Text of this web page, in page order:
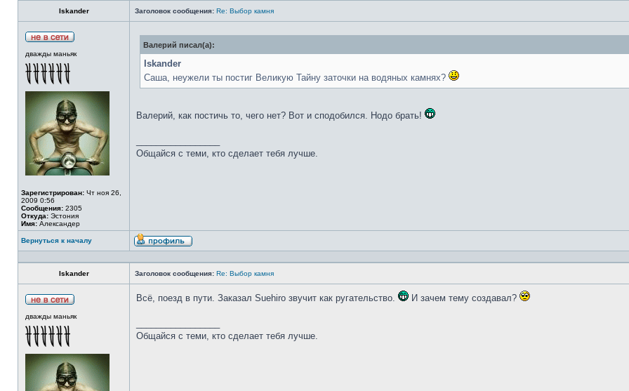
Iskander Заголовок сообщения: Re: Выбор камня
дважды маньяк
Зарегистрирован: Чт ноя 26,
2009 0:56
Сообщения: 2305
Откуда: Эстония
Имя: Александер
Валерий писал(а):
Iskander
Саша, неужели ты постиг Великую Тайну заточки на водяных камнях?
Валерий, как постичь то, чего нет? Вот и сподобился. Нодо брать!
Общайся с теми, кто сделает тебя лучше.
Вернуться к началу
Iskander Заголовок сообщения: Re: Выбор камня
дважды маньяк
Всё, поезд в пути. Заказал Suehiro звучит как ругательство. И зачем тему создавал?
Общайся с теми, кто сделает тебя лучше.